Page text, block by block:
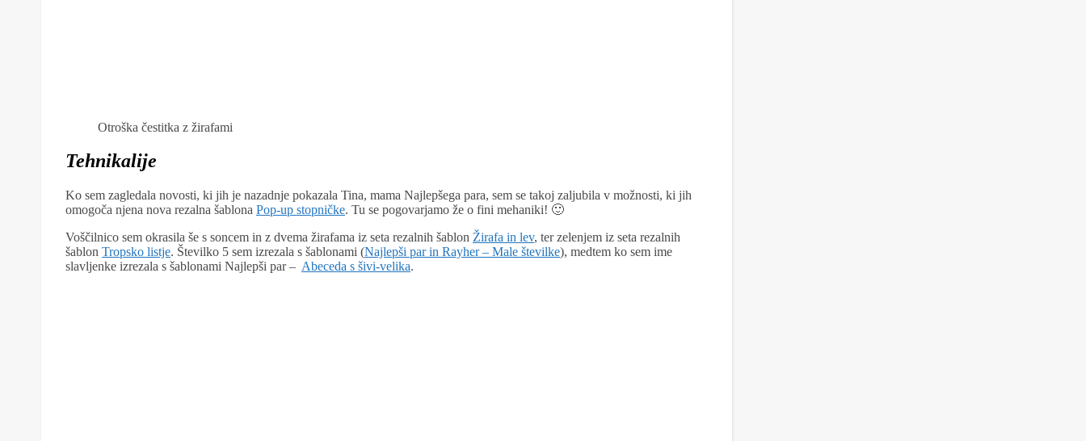
Otroška čestitka z žirafami
Tehnikalije
Ko sem zagledala novosti, ki jih je nazadnje pokazala Tina, mama Najlepšega para, sem se takoj zaljubila v možnosti, ki jih
omogoča njena nova rezalna šablona Pop-up stopničke. Tu se pogovarjamo že o fini mehaniki! 🙂
Voščilnico sem okrasila še s soncem in z dvema žirafama iz seta rezalnih šablon Žirafa in lev, ter zelenjem iz seta rezalnih
šablon Tropsko listje. Številko 5 sem izrezala s šablonami (Najlepši par in Rayher – Male številke), medtem ko sem ime
slavljenke izrezala s šablonami Najlepši par – Abeceda s šivi-velika.